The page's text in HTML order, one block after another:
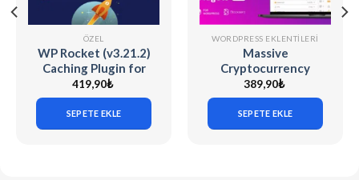
ÖZEL
WP Rocket (v3.21.2)
Caching Plugin for
WordPress
419,90₺
SEPETE EKLE
WORDPRESS EKLENTILERI
Massive
Cryptocurrency
Widgets Crypto
Plugin v3.3.1
389,90₺
SEPETE EKLE